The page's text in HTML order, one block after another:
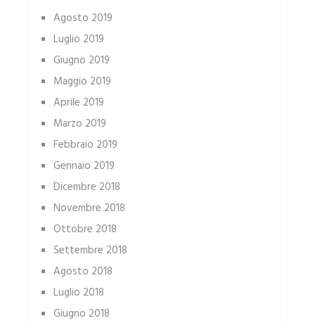
Agosto 2019
Luglio 2019
Giugno 2019
Maggio 2019
Aprile 2019
Marzo 2019
Febbraio 2019
Gennaio 2019
Dicembre 2018
Novembre 2018
Ottobre 2018
Settembre 2018
Agosto 2018
Luglio 2018
Giugno 2018